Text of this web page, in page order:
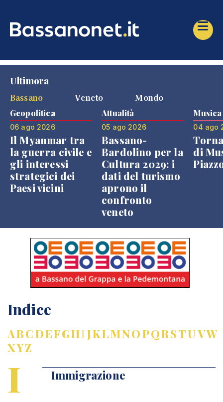
Ultimora
Bassano
Veneto Mondo
Geopolitica
06 ago 2026
Il Myanmar tra
la guerra civile e
gli interessi
strategici dei
Paesi vicini
Attualità
05 ago 2026
Bassano-
Bardolino per la
Cultura 2029: i
dati del turismo
aprono il
confronto
veneto
Musica
04 ago
di
Indice
ABCDEFGHIJKLMNOPQRSTUVW
XYZ
I Immigrazione